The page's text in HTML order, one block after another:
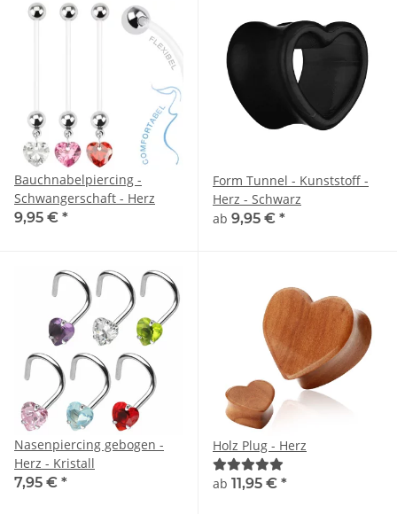
Bauchnabelpiercing -
Schwangerschaft - Herz
9,95 € *
Form Tunnel - Kunststoff -
Herz - Schwarz
ab 9,95 € *
Nasenpiercing gebogen -
Herz - Kristall
7,95 € *
Holz Plug - Herz
ab 11,95 € *